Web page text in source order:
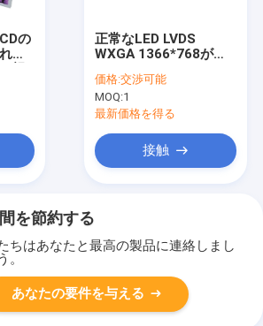
の
た
正常なLED LVDS
WXGA 1366*768が付
30ピンIPS LCDのパネ
ル スクリーン
価格:交渉可能
MOQ:1
最新価格を得る
接触
を節約する
ちはあなたと最高の製品に連絡しまし
。
あなたの要件を与える